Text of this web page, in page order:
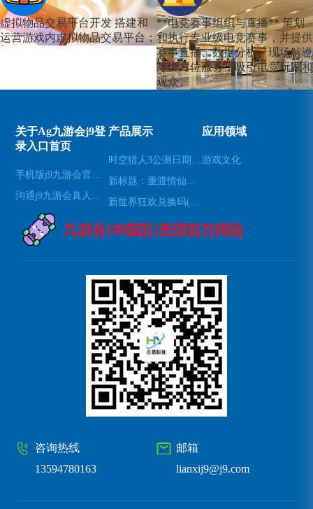
虚拟物品交易平台开发 搭建和
运营游戏内虚拟物品交易平台；
**电竞赛事组织与直播** 策划
和执行专业级电竞赛事，并提供
赛事直播、数据分析、现场解说
等全方位服务，吸引电竞玩家和
观众。
关于Ag九游会j9登
录入口首页
手机版j9九游会官网登录
沟通j9九游会真人第一品牌
产品展示
时空猎人3公测日期已确定(时空猎人3公测日期确定为下月，玩法和剧情曝光)
新标题：重渡情仙：一款神剑之恋的游戏推荐(重渡情仙：探索神剑之恋的游戏魅力)
新世界狂欢兑换码(新世界狂欢：获取兑换码的方法)
应用领域
游戏文化
邮箱
lianxij9@j9.com
咨询热线
13594780163